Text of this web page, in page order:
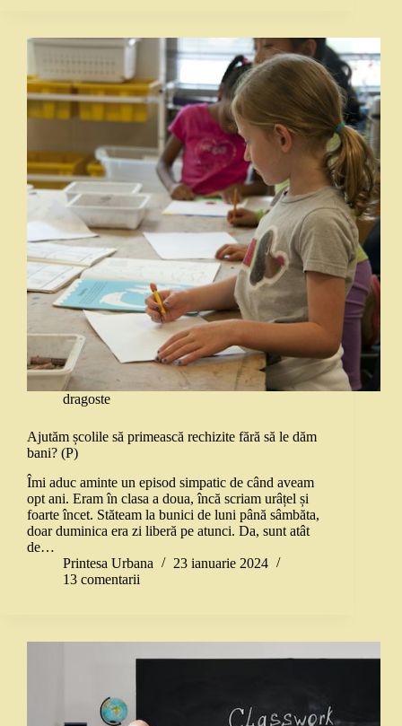
dragoste
Ajutăm școlile să primească rechizite fără să le dăm
bani? (P)
Îmi aduc aminte un episod simpatic de când aveam
opt ani. Eram în clasa a doua, încă scriam urâțel și
foarte încet. Stăteam la bunici de luni până sâmbăta,
doar duminica era zi liberă pe atunci. Da, sunt atât
de…
Printesa Urbana
23 ianuarie 2024
13 comentarii